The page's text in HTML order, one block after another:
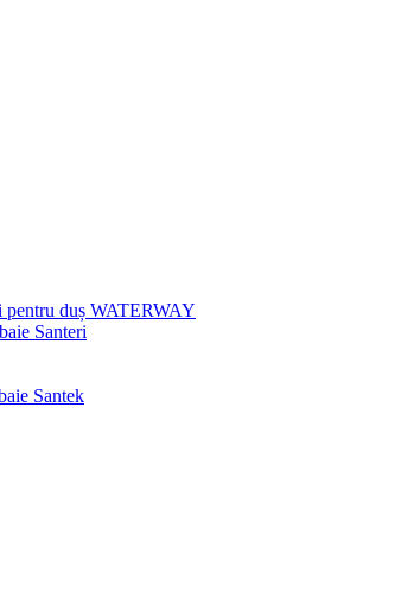
pentru duș WATERWAY
Santeri
Santek